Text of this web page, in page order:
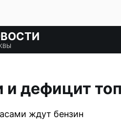
дефицит
ждут бензин